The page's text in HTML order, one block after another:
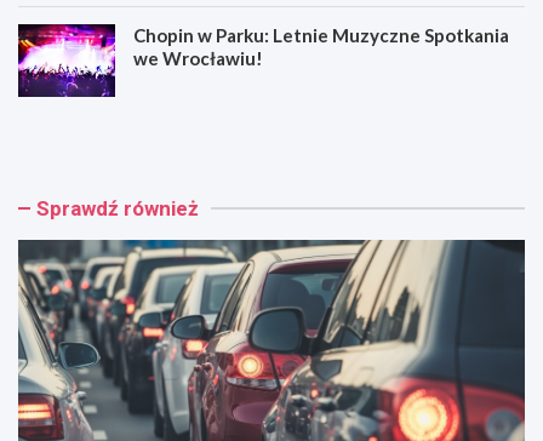
Chopin w Parku: Letnie Muzyczne Spotkania
we Wrocławiu!
W
e
n
a
A
4
:
C
z
t
M
z
e
h
o
ł
d
o
w
a
Sprawdź również